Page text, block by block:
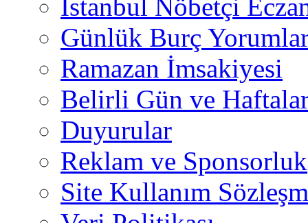
İstanbul Nöbetçi
Günlük Burç
Ramazan İmsakiyesi
Belirli Gün ve
Duyurular
Reklam ve Sponsorluk
Site Kullanım